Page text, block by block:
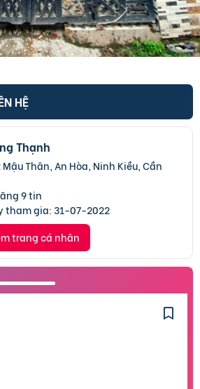
HỆ
Thạnh
Thân, An Hòa, Ninh Kiều, Cần
9 tin
tham gia: 31-07-2022
trang cá nhân